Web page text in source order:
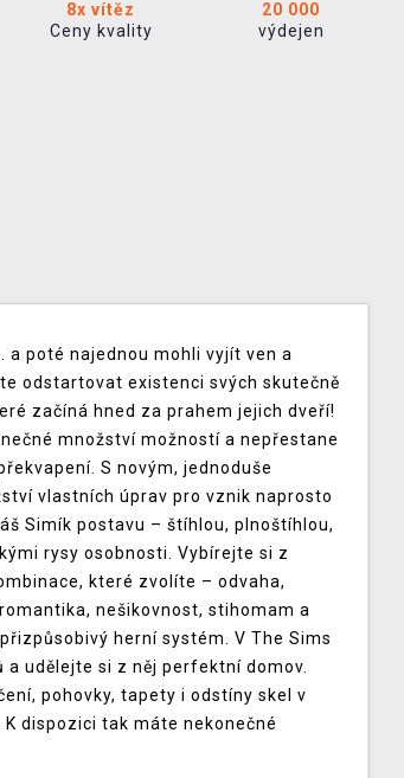
8x vítěz
Ceny kvality
20 000
výdejen
a poté najednou mohli vyjít ven a
odstartovat existenci svých skutečně
začíná hned za prahem jejich dveří!
množství možností a nepřestane
S novým, jednoduše
vlastních úprav pro vznik naprosto
Simík postavu – štíhlou, plnoštíhlou,
rysy osobnosti. Vybírejte si z
které zvolíte – odvaha,
nešikovnost, stihomam a
herní systém. V The Sims
udělejte si z něj perfektní domov.
pohovky, tapety i odstíny skel v
dispozici tak máte nekonečné